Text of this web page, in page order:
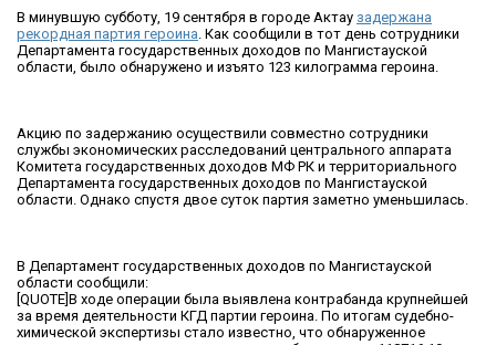
В минувшую субботу, 19 сентября в городе Актау задержана
рекордная партия героина. Как сообщили в тот день сотрудники
Департамента государственных доходов по Мангистауской
области, было обнаружено и изъято 123 килограмма героина.
Акцию по задержанию осуществили совместно сотрудники
службы экономических расследований центрального аппарата
Комитета государственных доходов МФ РК и территориального
Департамента государственных доходов по Мангистауской
области. Однако спустя двое суток партия заметно уменьшилась.
В Департамент государственных доходов по Мангистауской
области сообщили:
[QUOTE]В ходе операции была выявлена контрабанда крупнейшей
за время деятельности КГД партии героина. По итогам судебно-
химической экспертизы стало известно, что обнаруженное